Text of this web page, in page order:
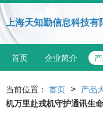
上海天知勤信息科技有
首页 企业简介
当前位置： 首页 > 产品
机万里赴戎机守护通讯生